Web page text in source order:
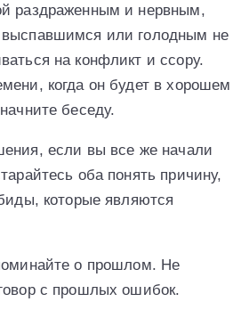
раздраженным и нервным,
или голодным не
на конфликт и ссору.
когда он будет в хорошем
беседу.
если вы все же начали
оба понять причину,
которые являются
о прошлом. Не
с прошлых ошибок.